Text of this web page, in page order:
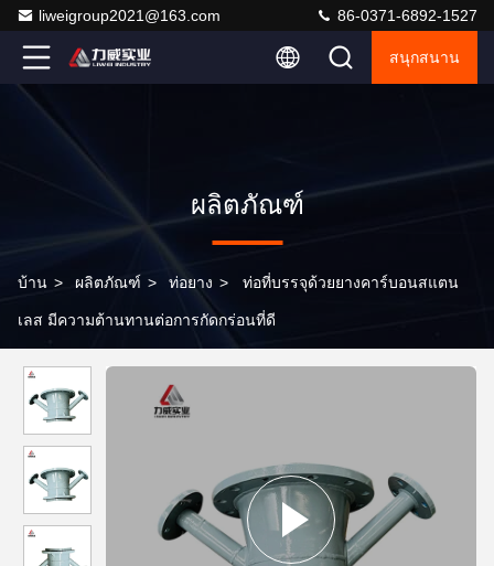
liweigroup2021@163.com 86-0371-6892-1527
สนุกสนาน
ผลิตภัณฑ์
บ้าน > ผลิตภัณฑ์ > ท่อยาง > ท่อที่บรรจุด้วยยางคาร์บอนสแตน
เลส มีความต้านทานต่อการกัดกร่อนที่ดี